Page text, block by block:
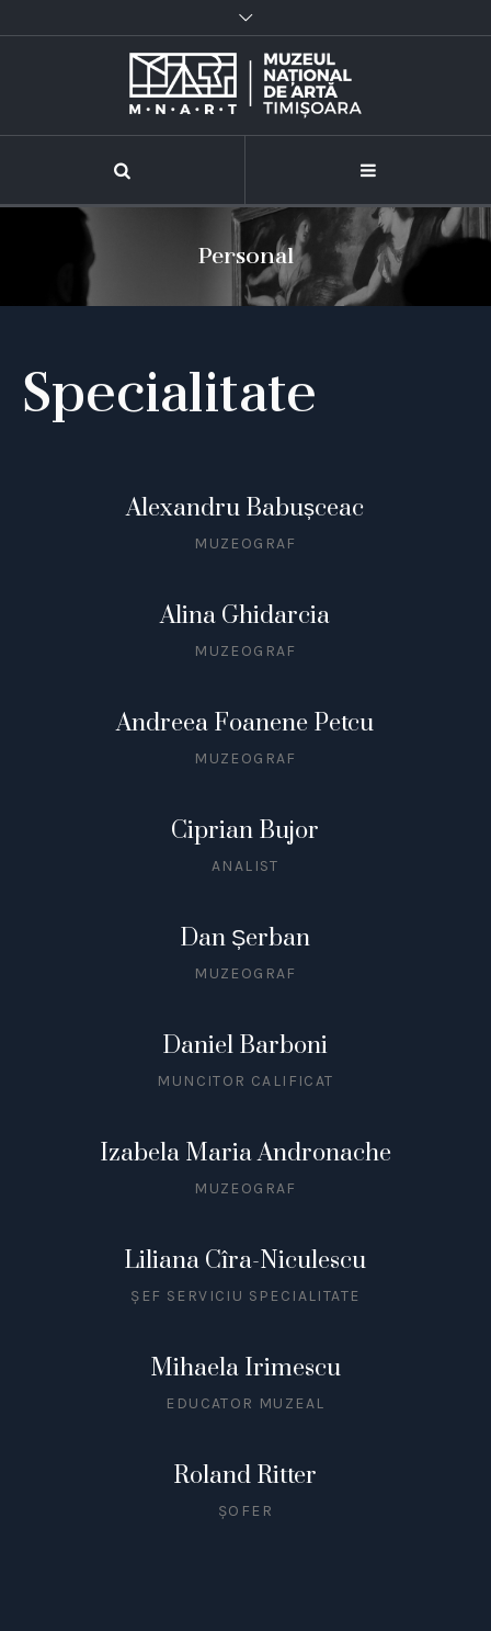
Personal
Specialitate
Alexandru Babușceac
MUZEOGRAF
Alina Ghidarcia
MUZEOGRAF
Andreea Foanene Petcu
MUZEOGRAF
Ciprian Bujor
ANALIST
Dan Șerban
MUZEOGRAF
Daniel Barboni
MUNCITOR CALIFICAT
Izabela Maria Andronache
MUZEOGRAF
Liliana Cîra-Niculescu
ȘEF SERVICIU SPECIALITATE
Mihaela Irimescu
EDUCATOR MUZEAL
Roland Ritter
ȘOFER